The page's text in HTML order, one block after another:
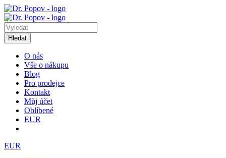
Hledat
O nás
Vše o nákupu
Blog
Pro prodejce
Kontakt
Můj účet
Oblíbené
EUR
EUR